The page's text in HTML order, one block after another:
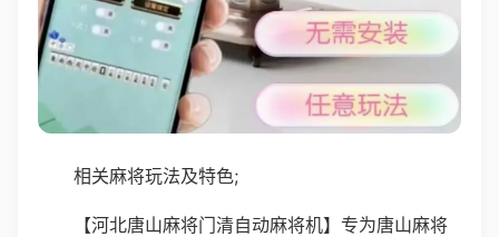
相关麻将玩法及特色;
【河北唐山麻将门清自动麻将机】专为唐山麻将